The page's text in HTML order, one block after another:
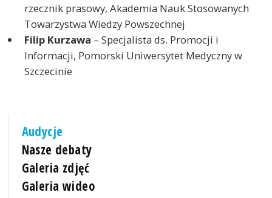
rzecznik prasowy, Akademia Nauk Stosowanych
Towarzystwa Wiedzy Powszechnej
Filip Kurzawa – Specjalista ds. Promocji i
Informacji, Pomorski Uniwersytet Medyczny w
Szczecinie
Audycje
Nasze debaty
Galeria zdjęć
Galeria wideo